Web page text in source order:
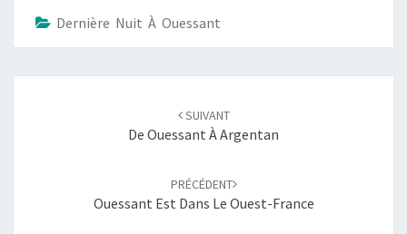
Dernière Nuit À Ouessant
SUIVANT
De Ouessant À Argentan
PRÉCÉDENT
Ouessant Est Dans Le Ouest-France